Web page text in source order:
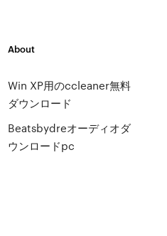
About
Win XP用のccleaner無料
ダウンロード
Beatsbydreオーディオダ
ウンロードpc